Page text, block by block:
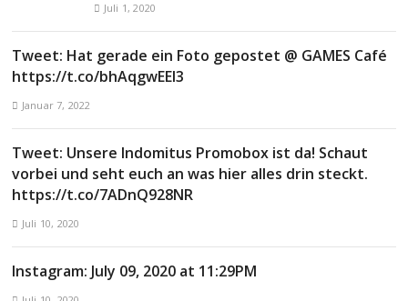
Juli 1, 2020
Tweet: Hat gerade ein Foto gepostet @ GAMES Café
https://t.co/bhAqgwEEl3
Januar 7, 2022
Tweet: Unsere Indomitus Promobox ist da! Schaut
vorbei und seht euch an was hier alles drin steckt.
https://t.co/7ADnQ928NR
Juli 10, 2020
Instagram: July 09, 2020 at 11:29PM